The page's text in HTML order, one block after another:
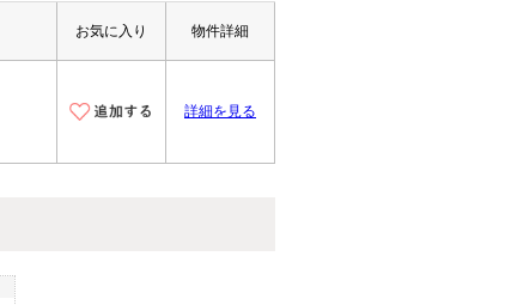
お気に入り 物件詳細
詳細を見る